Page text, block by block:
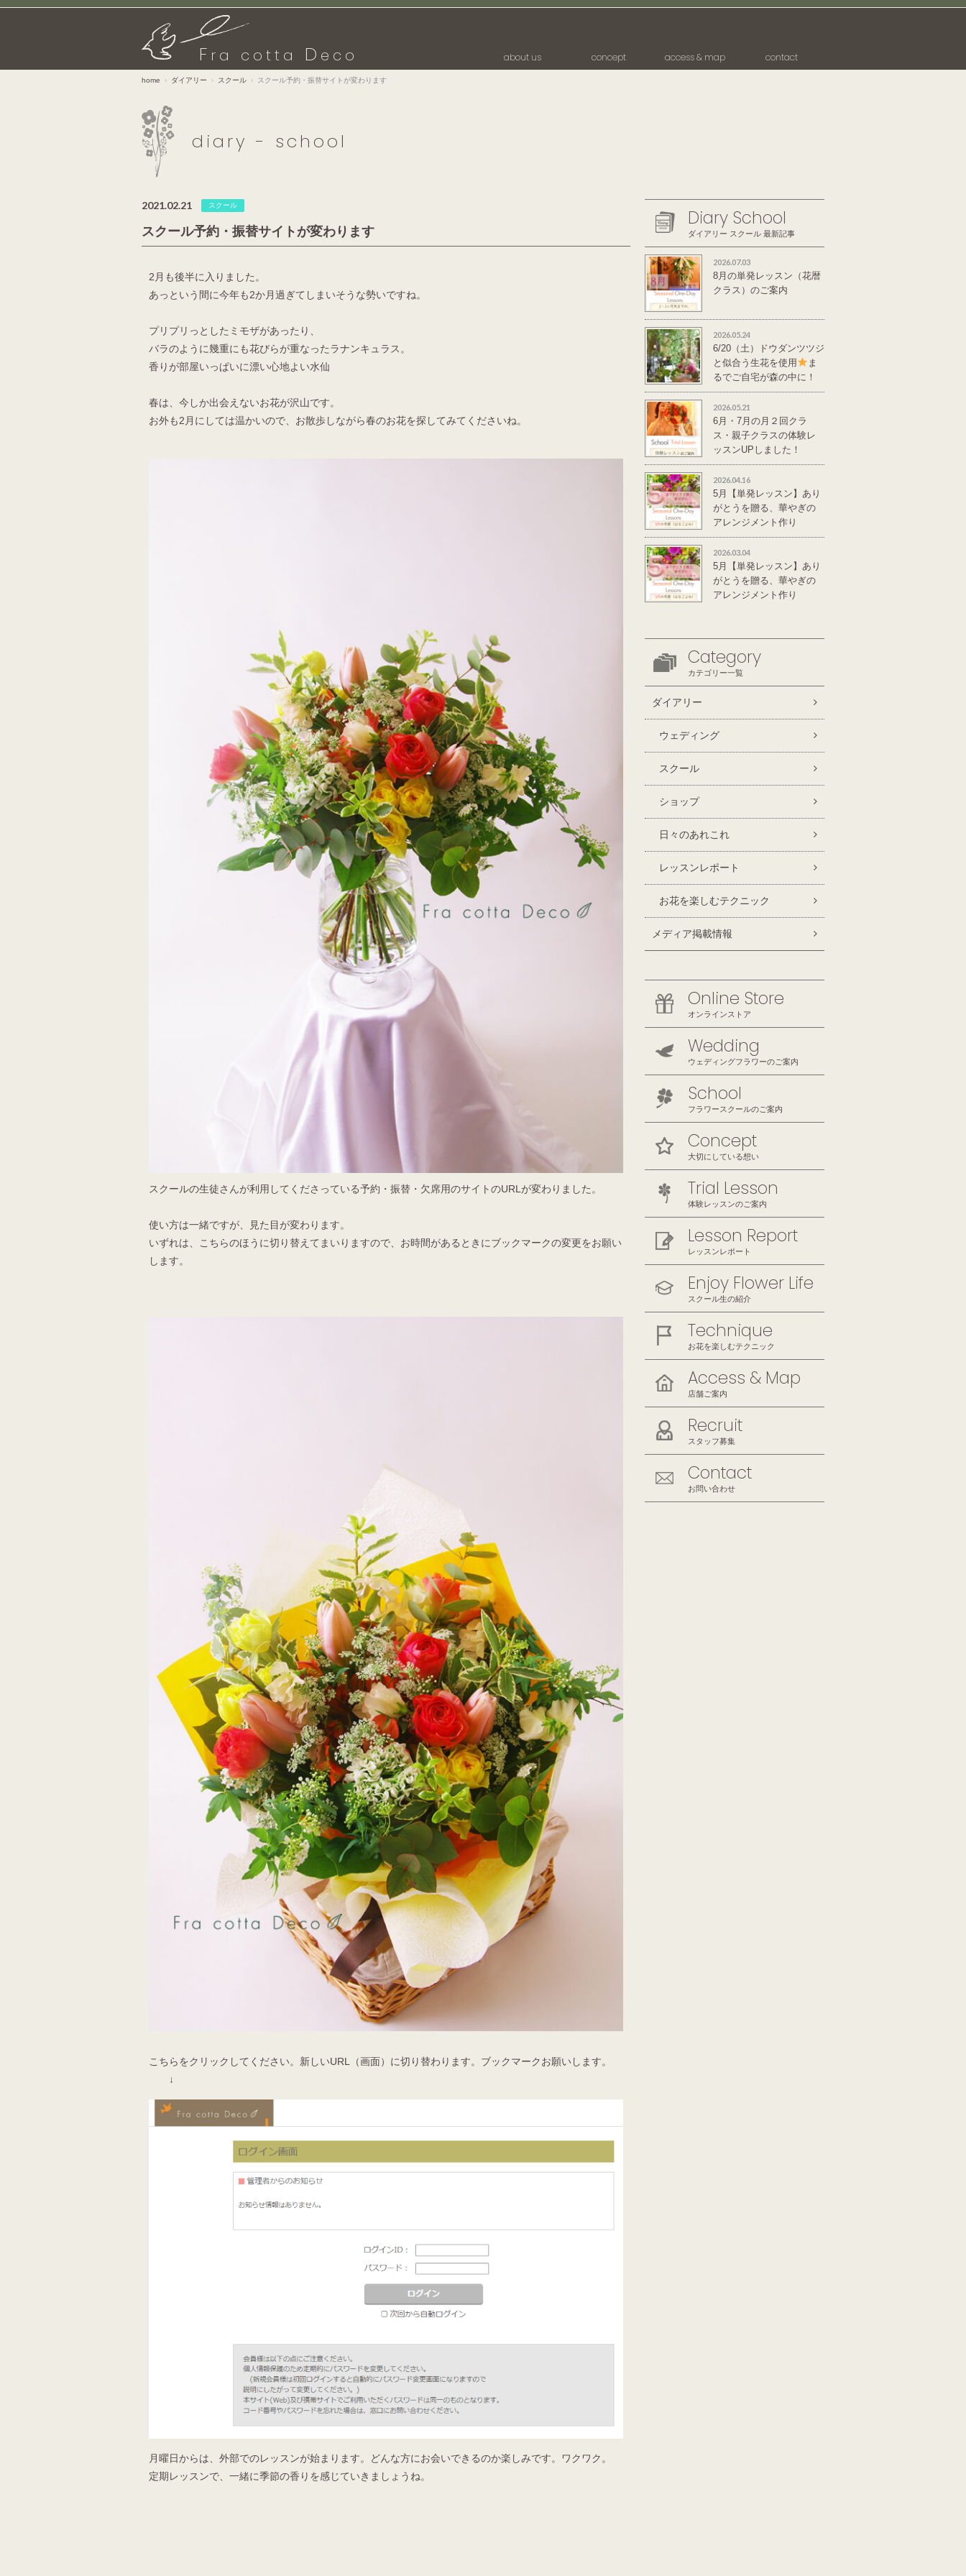
F ra cotta D eco about us concept access & map contact
home ダイアリー スクール スクール予約・振替サイトが変わります
diary - school
2021.02.21 スクール
スクール予約・振替サイトが変わります
2月も後半に入りました。
あっという間に今年も2か月過ぎてしまいそうな勢いですね。
プリプリっとしたミモザがあったり、
バラのように幾重にも花びらが重なったラナンキュラス。
香りが部屋いっぱいに漂い心地よい水仙
春は、今しか出会えないお花が沢山です。
お外も2月にしては温かいので、お散歩しながら春のお花を探してみてくださいね。
スクールの生徒さんが利用してくださっている予約・振替・欠席用のサイトのURLが変わりました。
使い方は一緒ですが、見た目が変わります。
いずれは、こちらのほうに切り替えてまいりますので、お時間があるときにブックマークの変更をお願い
します。
こちらをクリックしてください。新しいURL（画面）に切り替わります。ブックマークお願いします。
↓
月曜日からは、外部でのレッスンが始まります。どんな方にお会いできるのか楽しみです。ワクワク。
定期レッスンで、一緒に季節の香りを感じていきましょうね。
Diary School
ダイアリー スクール 最新記事
2026.07.03
8月の単発レッスン（花暦
クラス）のご案内
2026.05.24
6/20（土）ドウダンツツジ
と似合う生花を使用
ま
るでご自宅が森の中に！
単発レッスンのご案
内
2026.05.21
6月・7月の月２回クラ
ス・親子クラスの体験レ
ッスンUPしました！
2026.04.16
5月【単発レッスン】あり
がとうを贈る、華やぎの
アレンジメント作り
2026.03.04
5月【単発レッスン】あり
がとうを贈る、華やぎの
アレンジメント作り
Category
カテゴリー一覧
ダイアリー
ウェディング
スクール
ショップ
日々のあれこれ
レッスンレポート
お花を楽しむテクニック
メディア掲載情報
Online Store
オンラインストア
Wedding
ウェディングフラワーのご案内
School
フラワースクールのご案内
Concept
大切にしている想い
Trial Lesson
体験レッスンのご案内
Lesson Report
レッスンレポート
Enjoy Flower Life
スクール生の紹介
Technique
お花を楽しむテクニック
Access & Map
店舗ご案内
Recruit
スタッフ募集
Contact
お問い合わせ